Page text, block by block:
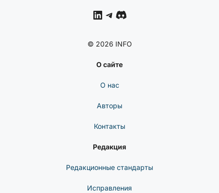
LinkedIn
Telegram
Discord
© 2026 INFO
О сайте
О нас
Авторы
Контакты
Редакция
Редакционные стандарты
Исправления